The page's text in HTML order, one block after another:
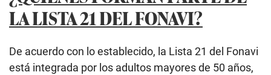
LA LISTA 21 DEL FONAVI?
De acuerdo con lo establecido, la Lista 21 del Fonavi
está integrada por los adultos mayores de 50 años,